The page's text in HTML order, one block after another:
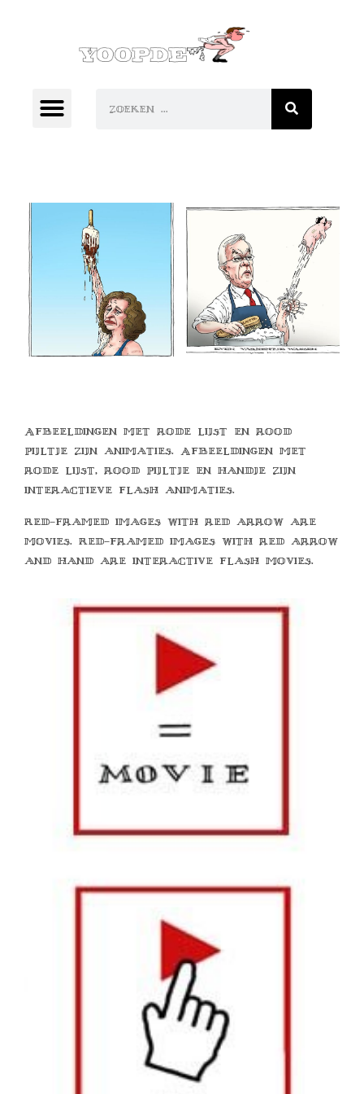
Afbeeldingen met rode lijst en rood
pijltje zijn animaties. Afbeeldingen met
rode lijst, rood pijltje en handje zijn
interactieve flash animaties.
Red-framed images with red arrow are
movies. Red-framed images with red arrow
and hand are interactive flash movies.